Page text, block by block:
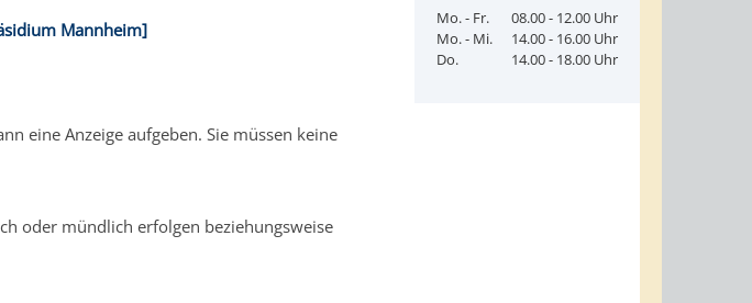
Mannheim]
eine Anzeige aufgeben. Sie müssen keine
oder mündlich erfolgen beziehungsweise
Mo. - Fr.
08.00 - 12.00 Uhr
Mo. - Mi.
14.00 - 16.00 Uhr
Do.
14.00 - 18.00 Uhr